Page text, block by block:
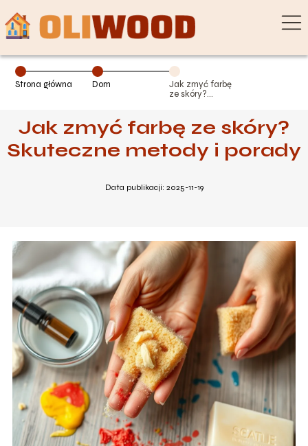
Strona główna Dom
Jak zmyć farbę
ze skóry?
Jak zmyć farbę ze skóry?
Skuteczne metody i porady
Data publikacji: 2025-11-19